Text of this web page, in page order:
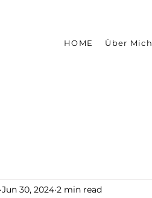
HOME Über Mich
Jun 30, 2024 2 min read